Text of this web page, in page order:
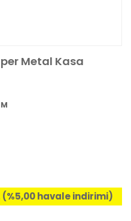
Metal Kasa
(%5,00 havale indirimi)